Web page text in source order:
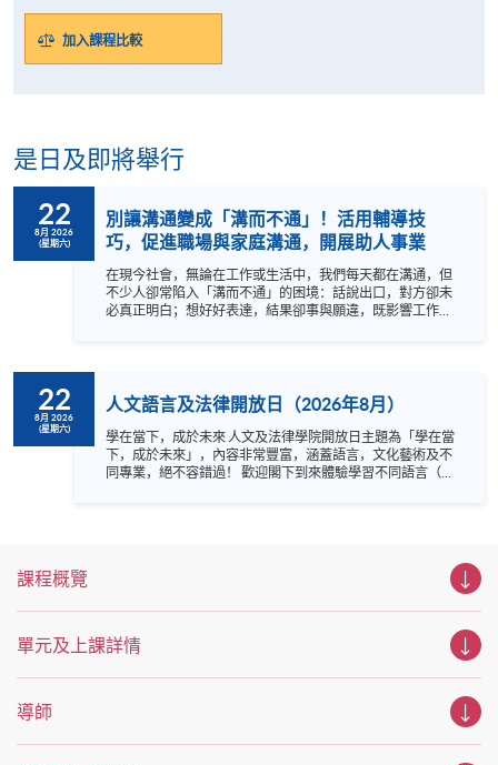
加入課程比較
是日及即將舉行
22
8月 2026
(星期六)
別讓溝通變成「溝而不通」！活用輔導技
巧，促進職場與家庭溝通，開展助人事業
在現今社會，無論在工作或生活中，我們每天都在溝通，但
不少人卻常陷入「溝而不通」的困境：話說出口，對方卻未
必真正明白；想好好表達，結果卻事與願違，既影響工作效
如何把專業輔導技巧融入日常溝通，並從自身的轉職經驗出
發，帶出輔導技巧在個人成長與第二職涯發展中的可能性。
透過實例分析與互動演練，參加者將認識溝通障礙的主要成
因，學習主動聆聽及化解對話僵局的技巧，並掌握在日常對
話中建立同理心，讓溝通更有溫度與深度，同時了解輔導如
22
8月 2026
(星期六)
人文語言及法律開放日（2026年8月）
學在當下，成於未來 人文及法律學院開放日主題為「學在當
下，成於未來」，內容非常豐富，涵蓋語言，文化藝術及不
同專業，絕不容錯過！ 歡迎閣下到來體驗學習不同語言（包
坊、體驗課堂和豐富資訊講座。萬勿錯過是次活動，記得把
圖！
課程概覽
單元及上課詳情
導師